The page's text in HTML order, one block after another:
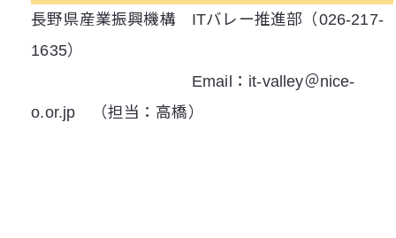
長野県産業振興機構 ITバレー推進部（026-217-
1635）
Email：it-valley＠nice-
o.or.jp （担当：高橋）